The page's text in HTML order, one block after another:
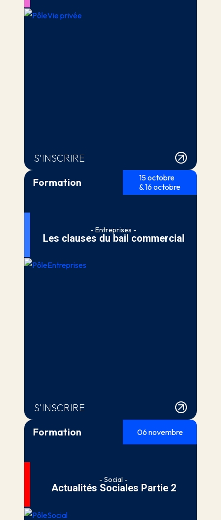
S'INSCRIRE
Formation
15 octobre
& 16 octobre
- Entreprises -
Les clauses du bail commercial
S'INSCRIRE
Formation
06 novembre
- Social -
Actualités Sociales Partie 2